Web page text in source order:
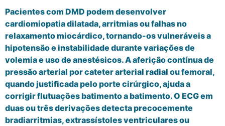
Pacientes com DMD podem desenvolver
cardiomiopatia dilatada, arritmias ou falhas no
relaxamento miocárdico, tornando-os vulneráveis a
hipotensão e instabilidade durante variações de
volemia e uso de anestésicos. A aferição contínua de
pressão arterial por cateter arterial radial ou femoral,
quando justificada pelo porte cirúrgico, ajuda a
corrigir flutuações batimento a batimento. O ECG em
duas ou três derivações detecta precocemente
bradiarritmias, extrassístoles ventriculares ou